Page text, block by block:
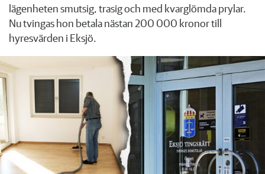
lägenheten smutsig, trasig och med kvarglömda prylar.
Nu tvingas hon betala nästan 200 000 kronor till
hyresvärden i Eksjö.